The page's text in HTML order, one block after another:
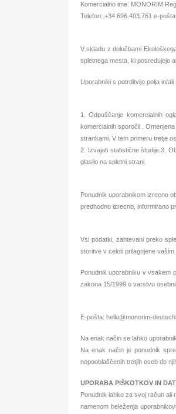
Komercialno ime: MONORIM
Telefon: +34 696.403.761 e-
V skladu z določbami
spletnega mesta, ki posredujejo
Uporabniki s potrditvijo polja in/
1. Odpuščanje komercialnih
komercialnih sporočil .
strankami. V tem primeru tretje
2. Izvajati statistične študije.3.
glasilo na spletni strani.
Ponudnik uporabnikom izrecno
predhodno izrecno, informirano
Vsi podatki, zahtevani preko
storitve v celoti prilagojene vašim
Ponudnik uporabniku v vsakem
zakona 15/1999 o varstvu
E-pošta: hello@monorim-
Na enak način se lahko
Na enak način je ponudnik
nepooblaščenih tretjih oseb do
UPORABA PIŠKOTKOV IN
Ponudnik lahko za svoj račun ali
namenom beleženja